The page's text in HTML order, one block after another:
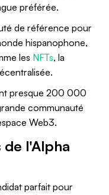
préférée.
de référence pour
hispanophone,
les NFTs, la
presque 200 000
communauté
Web3.
l'Alpha
parfait pour